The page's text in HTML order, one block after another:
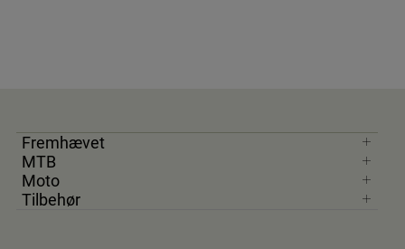
Fremhævet
MTB
Moto
Tilbehør